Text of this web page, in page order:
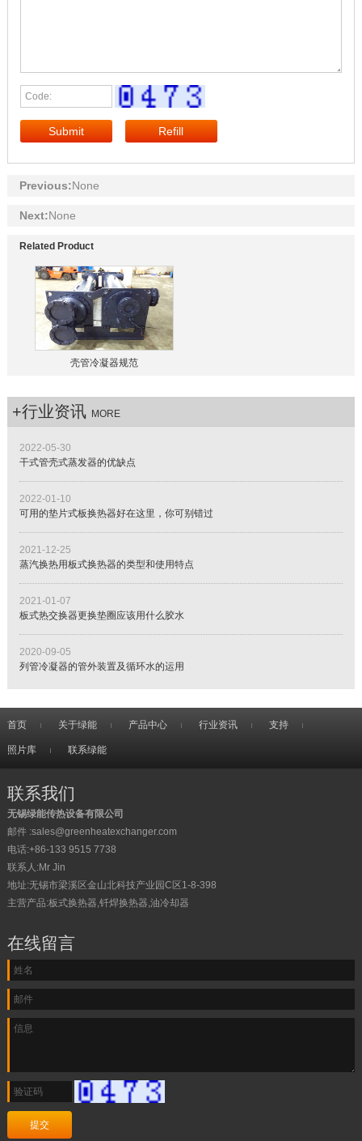
Previous:None
Next:None
Related Product
壳管冷凝器规范
+行业资讯 MORE
2022-05-30
干式管壳式蒸发器的优缺点
2022-01-10
可用的垫片式板换热器好在这里，你可别错过
2021-12-25
蒸汽换热用板式换热器的类型和使用特点
2021-01-07
板式热交换器更换垫圈应该用什么胶水
2020-09-05
列管冷凝器的管外装置及循环水的运用
首页 关于绿能 产品中心 行业资讯 支持
照片库 联系绿能
联系我们
无锡绿能传热设备有限公司
邮件 :sales@greenheatexchanger.com
电话:+86-‭133 9515 7738
联系人:Mr Jin
地址:无锡市梁溪区金山北科技产业园C区1-8-398
主营产品:板式换热器,钎焊换热器,油冷却器
在线留言